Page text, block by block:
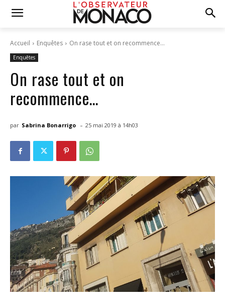
Accueil Enquêtes On rase tout et on recommence…
Enquêtes
On rase tout et on
recommence…
par Sabrina Bonarrigo - 25 mai 2019 à 14h03